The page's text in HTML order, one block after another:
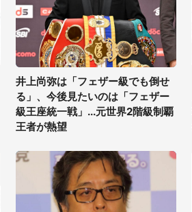
井上尚弥は「フェザー級でも倒せ
る」、今後見たいのは「フェザー
級王座統一戦」...元世界2階級制覇
王者が熱望